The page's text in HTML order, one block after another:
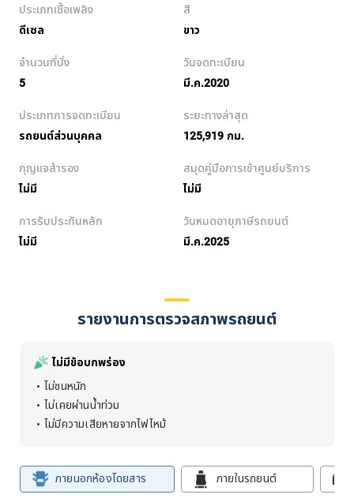
ประเภทเชื้อเพลิง
ดีเซล
สี
ขาว
จำนวนที่นั่ง
5
วันจดทะเบียน
มี.ค.2020
ประเภทการจดทะเบียน
รถยนต์ส่วนบุคคล
ระยะทางล่าสุด
125,919 กม.
กุญแจสำรอง
ไม่มี
สมุดคู่มือการเข้าศูนย์บริการ
ไม่มี
การรับประกันหลัก
ไม่มี
วันหมดอายุภาษีรถยนต์
มี.ค.2025
รายงานการตรวจสภาพรถยนต์
ไม่มีข้อบกพร่อง
ไม่ชนหนัก
ไม่เคยผ่านน้ำท่วม
ไม่มีความเสียหายจากไฟไหม้
ภายนอกห้องโดยสาร ภายในรถยนต์